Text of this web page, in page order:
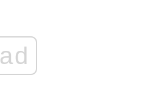
ad